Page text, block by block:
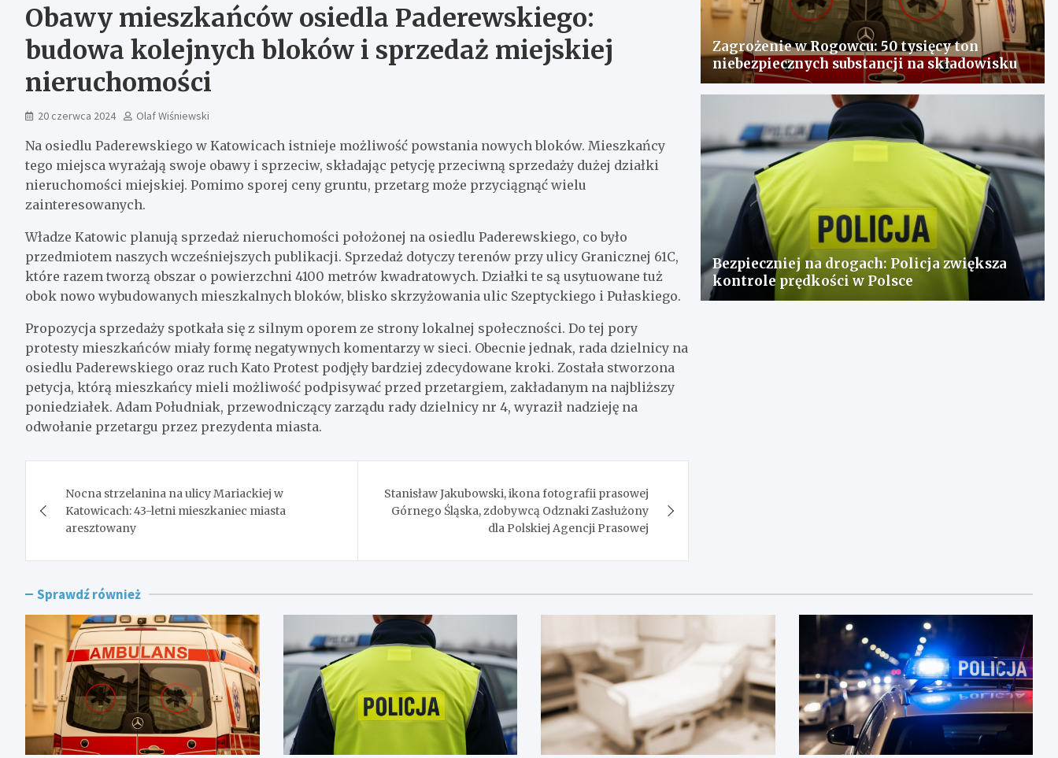
Obawy mieszkańców osiedla Paderewskiego:
budowa kolejnych bloków i sprzedaż miejskiej
nieruchomości
20 czerwca 2024 Olaf Wiśniewski
Na osiedlu Paderewskiego w Katowicach istnieje możliwość powstania nowych bloków. Mieszkańcy
tego miejsca wyrażają swoje obawy i sprzeciw, składając petycję przeciwną sprzedaży dużej działki
nieruchomości miejskiej. Pomimo sporej ceny gruntu, przetarg może przyciągnąć wielu
zainteresowanych.
Władze Katowic planują sprzedaż nieruchomości położonej na osiedlu Paderewskiego, co było
przedmiotem naszych wcześniejszych publikacji. Sprzedaż dotyczy terenów przy ulicy Granicznej 61C,
które razem tworzą obszar o powierzchni 4100 metrów kwadratowych. Działki te są usytuowane tuż
obok nowo wybudowanych mieszkalnych bloków, blisko skrzyżowania ulic Szeptyckiego i Pułaskiego.
Propozycja sprzedaży spotkała się z silnym oporem ze strony lokalnej społeczności. Do tej pory
protesty mieszkańców miały formę negatywnych komentarzy w sieci. Obecnie jednak, rada dzielnicy na
osiedlu Paderewskiego oraz ruch Kato Protest podjęły bardziej zdecydowane kroki. Została stworzona
petycja, którą mieszkańcy mieli możliwość podpisywać przed przetargiem, zakładanym na najbliższy
poniedziałek. Adam Południak, przewodniczący zarządu rady dzielnicy nr 4, wyraził nadzieję na
odwołanie przetargu przez prezydenta miasta.
wpisu
Nocna strzelanina na ulicy Mariackiej w
Katowicach: 43-letni mieszkaniec miasta
aresztowany
Stanisław Jakubowski, ikona fotografii prasowej
Górnego Śląska, zdobywcą Odznaki Zasłużony
dla Polskiej Agencji Prasowej
Zagrożenie w Rogowcu: 50 tysięcy ton
niebezpiecznych substancji na składowisku
Bezpieczniej na drogach: Policja zwiększa
kontrole prędkości w Polsce
Sprawdź również